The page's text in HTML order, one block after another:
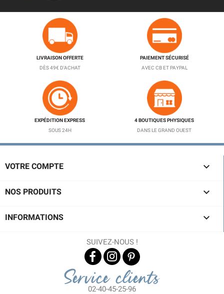
LIVRAISON OFFERTE
DÈS 49€ D'ACHAT
PAIEMENT SÉCURISÉ
AVEC CB ET PAYPAL
EXPÉDITION EXPRESS
SOUS 24H
4 BOUTIQUES PHYSIQUES
DANS LE GRAND OUEST
VOTRE COMPTE 
NOS PRODUITS 
INFORMATIONS 
SUIVEZ-NOUS !
Service clients
02-40-45-25-96